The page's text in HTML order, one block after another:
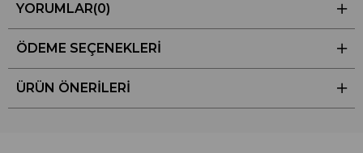
YORUMLAR(0)
ÖDEME SEÇENEKLERI
ÜRÜN ÖNERILERI